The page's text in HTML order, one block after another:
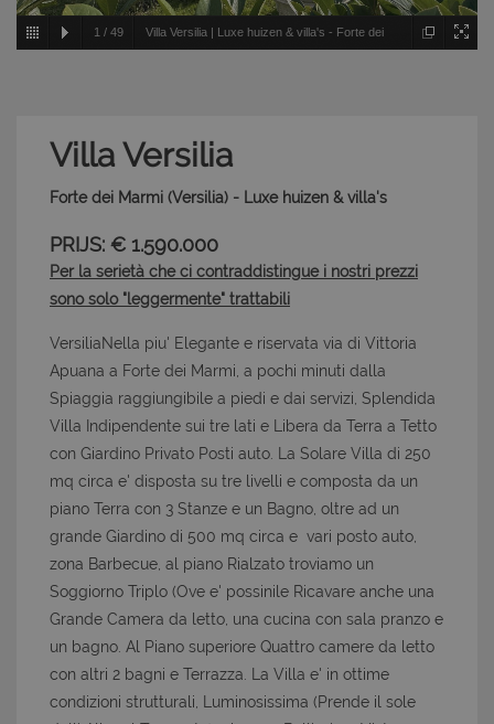
1 / 49 Villa Versilia | Luxe huizen & villa's - Forte dei
Villa Versilia
Forte dei Marmi (Versilia) - Luxe huizen & villa's
PRIJS: € 1.590.000
Per la serietà che ci contraddistingue i nostri prezzi
sono solo "leggermente" trattabili
VersiliaNella piu' Elegante e riservata via di Vittoria
Apuana a Forte dei Marmi, a pochi minuti dalla
Spiaggia raggiungibile a piedi e dai servizi, Splendida
Villa Indipendente sui tre lati e Libera da Terra a Tetto
con Giardino Privato Posti auto. La Solare Villa di 250
mq circa e' disposta su tre livelli e composta da un
piano Terra con 3 Stanze e un Bagno, oltre ad un
grande Giardino di 500 mq circa e vari posto auto,
zona Barbecue, al piano Rialzato troviamo un
Soggiorno Triplo (Ove e' possinile Ricavare anche una
Grande Camera da letto, una cucina con sala pranzo e
un bagno. Al Piano superiore Quattro camere da letto
con altri 2 bagni e Terrazza. La Villa e' in ottime
condizioni strutturali, Luminosissima (Prende il sole